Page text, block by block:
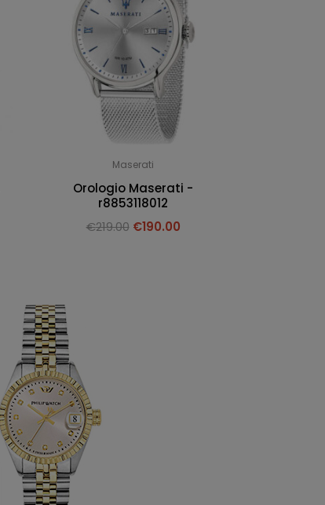
Maserati
Orologio Maserati -
r8853118012
€219.00 €190.00